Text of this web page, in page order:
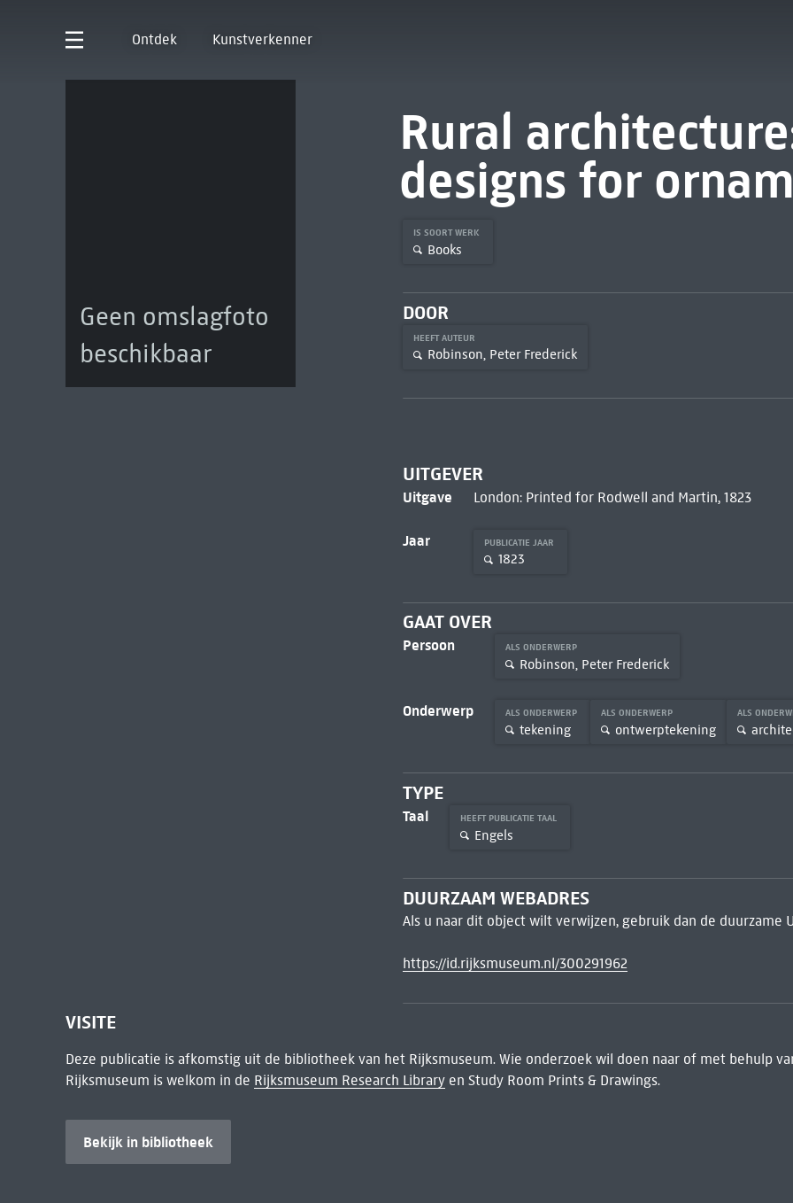
Ontdek Kunstverkenner
Geen omslagfoto
beschikbaar
Rural
designs for
IS SOORT WERK
Books
DOOR
HEEFT AUTEUR
Robinson, Peter Frederick
UITGEVER
Uitgave London: Printed for Rodwell and Martin, 1823
Jaar PUBLICATIE JAAR
1823
GAAT OVER
Persoon ALS ONDERWERP
Robinson, Peter Frederick
Onderwerp ALS ONDERWERP
tekening
ALS ONDERWERP
ontwerptekening
ALS
TYPE
Taal HEEFT PUBLICATIE TAAL
Engels
DUURZAAM WEBADRES
Als u naar dit object wilt verwijzen, gebruik dan de duurzame
https://id.rijksmuseum.nl/300291962
VISITE
Deze publicatie is afkomstig uit de bibliotheek van het Rijksmuseum. Wie onderzoek wil doen naar of met behulp
Rijksmuseum is welkom in de Rijksmuseum Research Libraryen Study Room Prints & Drawings.
Bekijk in bibliotheek